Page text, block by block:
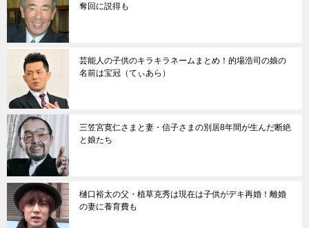
奪回に説得も
芸能人の子供のキラキラネームまとめ！的場浩司の娘の
名前は宝冠（てぃあら）
三笠宮寛仁さまと妻・信子さまの別居8年間が生んだ断絶
と娘たち
樋口裕太の父・植草克秀は現在は子供がデキ再婚！離婚
の妻に養育費も